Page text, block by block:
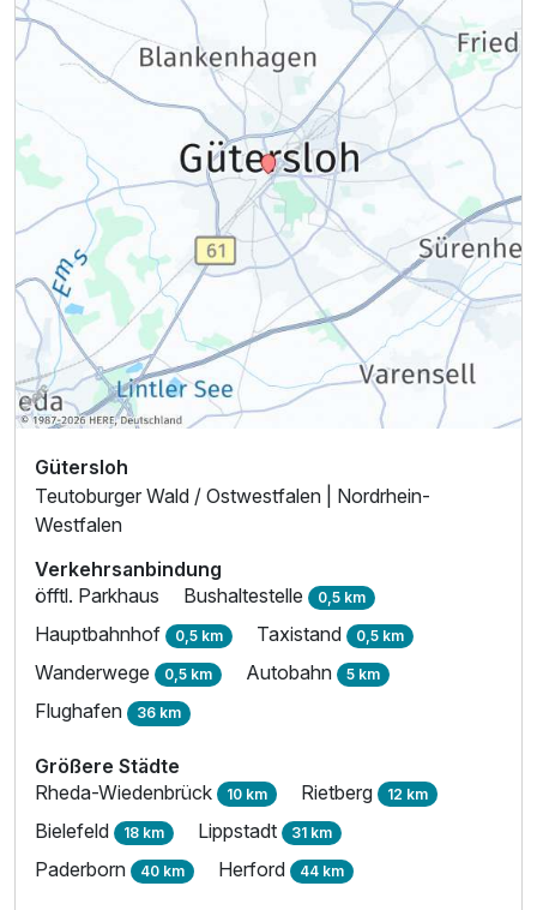
Ausstattung
Für 2 Tage p.P. ab125,00 €
Einzelzimmer Economy
1 Erwachsenen
Gütersloh
Teutoburger Wald / Ostwestfalen | Nordrhein-
Westfalen
Verkehrsanbindung
öfftl. Parkhaus
Bushaltestelle 0,5 km
Hauptbahnhof 0,5 km Taxistand 0,5 km
Wanderwege 0,5 km Autobahn 5 km
Flughafen 36 km
Größere Städte
Rheda-Wiedenbrück 10 km Rietberg 12 km
Bielefeld 18 km Lippstadt 31 km
Paderborn 40 km Herford 44 km